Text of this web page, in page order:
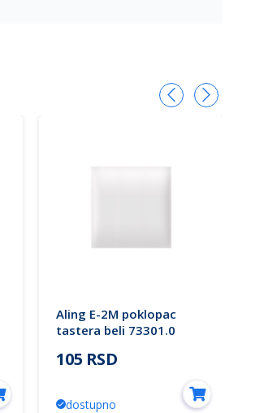
Aling E-2M poklopac
tastera beli 73301.0
105 RSD
dostupno